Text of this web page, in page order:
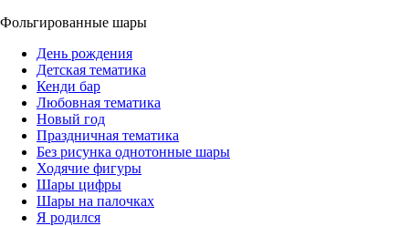
Фольгированные шары
День рождения
Детская тематика
Кенди бар
Любовная тематика
Новый год
Праздничная тематика
Без рисунка однотонные шары
Ходячие фигуры
Шары цифры
Шары на палочках
Я родился